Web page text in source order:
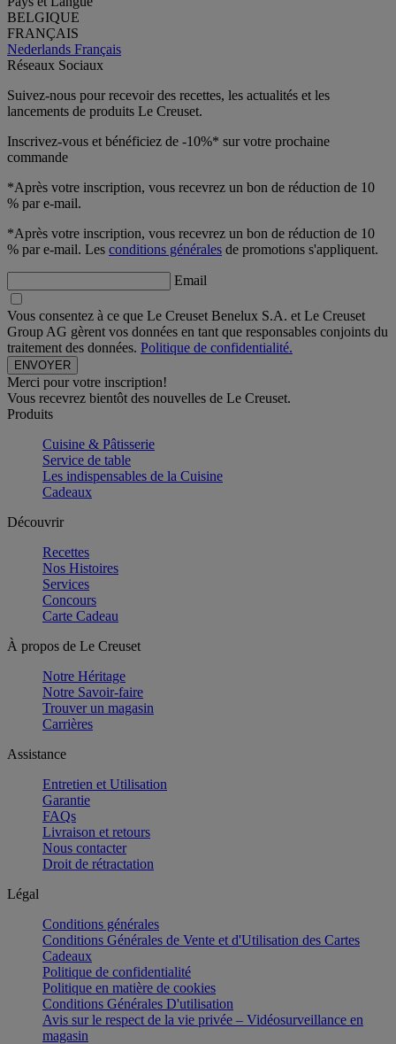
BELGIQUE
FRANÇAIS
Nederlands Français
Réseaux Sociaux
Suivez-nous pour recevoir des recettes, les actualités et les
lancements de produits Le Creuset.
Inscrivez-vous et bénéficiez de -10%* sur votre prochaine
commande
*Après votre inscription, vous recevrez un bon de réduction de 10
% par e-mail.
*Après votre inscription, vous recevrez un bon de réduction de 10
% par e-mail. Les conditions générales de promotions s'appliquent.
Email
Vous consentez à ce que Le Creuset Benelux S.A. et Le Creuset
Group AG gèrent vos données en tant que responsables conjoints du
traitement des données. Politique de confidentialité.
Merci pour votre inscription!
Vous recevrez bientôt des nouvelles de Le Creuset.
Produits
Cuisine & Pâtisserie
Service de table
Les indispensables de la Cuisine
Cadeaux
Découvrir
Recettes
Nos Histoires
Services
Concours
Carte Cadeau
À propos de Le Creuset
Notre Héritage
Notre Savoir-faire
Trouver un magasin
Carrières
Assistance
Entretien et Utilisation
Garantie
FAQs
Livraison et retours
Nous contacter
Droit de rétractation
Légal
Conditions générales
Conditions Générales de Vente et d'Utilisation des Cartes
Cadeaux
Politique de confidentialité
Politique en matière de cookies
Conditions Générales D'utilisation
Avis sur le respect de la vie privée – Vidéosurveillance en
magasin